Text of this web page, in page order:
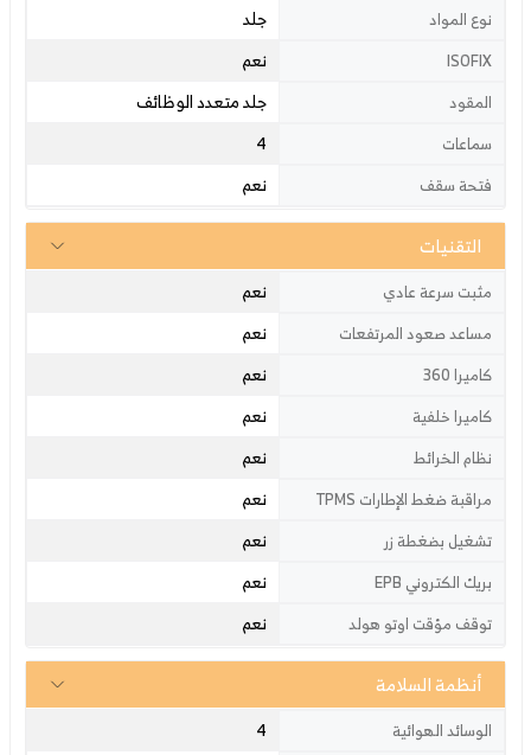
نوع المواد جلد
ISOFIX نعم
المقود جلد متعدد الوظائف
سماعات 4
فتحة سقف نعم
التقنيات
مثبت سرعة عادي نعم
مساعد صعود المرتفعات نعم
كاميرا 360 نعم
كاميرا خلفية نعم
نظام الخرائط نعم
مراقبة ضغط الإطارات TPMS نعم
تشغيل بضغطة زر نعم
بريك الكتروني EPB نعم
توقف مؤقت اوتو هولد نعم
أنظمة السلامة
الوسائد الهوائية 4